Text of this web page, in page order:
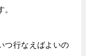
つ行なえばよいの